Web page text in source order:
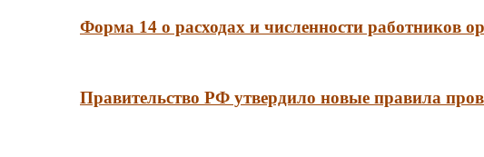
Форма 14 о расходах и численности работников
Правительство РФ утвердило новые правила